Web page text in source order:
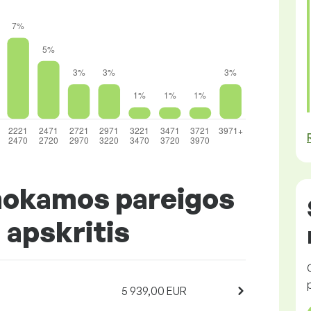
pareigos
apskritis
5 939,00 EUR